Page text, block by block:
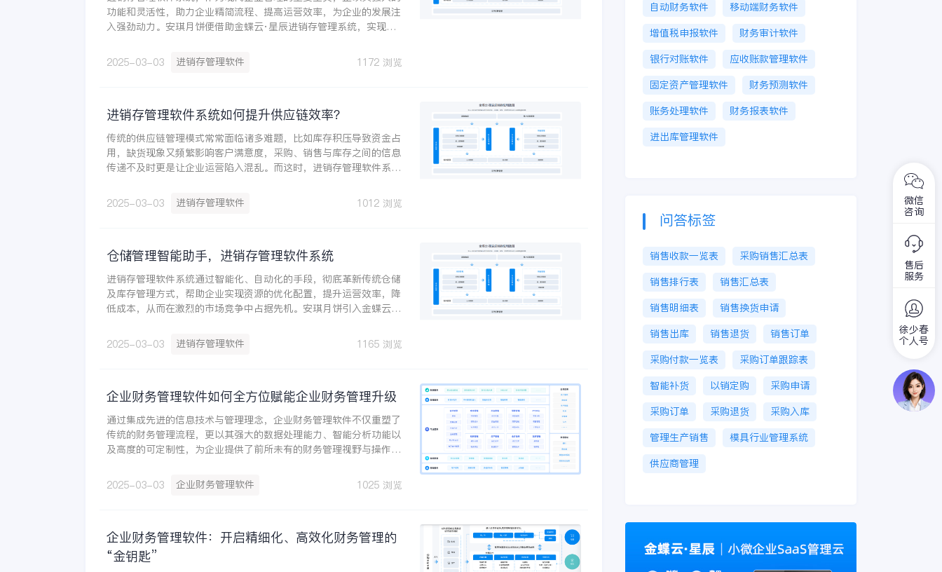
功能和灵活性，助力企业精简流程、提高运营效率，为企业的发展注
入强劲动力。安琪月饼便借助金蝶云·星辰进销存管理系统，实现了
2025-03-03
进销存管理软件 1172 浏览
进销存管理软件系统如何提升供应链效率？
传统的供应链管理模式常常面临诸多难题，比如库存积压导致资金占
用，缺货现象又频繁影响客户满意度，采购、销售与库存之间的信息
传递不及时更是让企业运营陷入混乱。而这时，进销存管理软件系统
限公司在进销存管理方面引入金蝶云·星辰进销存云，实现生产和销
2025-03-03 进销存管理软件 1012 浏览
仓储管理智能助手，进销存管理软件系统
进销存管理软件系统通过智能化、自动化的手段，彻底革新传统仓储
及库存管理方式，帮助企业实现资源的优化配置，提升运营效率，降
低成本，从而在激烈的市场竞争中占据先机。安琪月饼引入金蝶云·
理，实现多渠道订单、库存、价格和资金统一管控，提升了企业的运
2025-03-03 进销存管理软件 1165 浏览
企业财务管理软件如何全方位赋能企业财务管理升级
通过集成先进的信息技术与管理理念，企业财务管理软件不仅重塑了
传统的财务管理流程，更以其强大的数据处理能力、智能分析功能以
及高度的可定制性，为企业提供了前所未有的财务管理视野与操作便
2025-03-03
企业财务管理软件 1025 浏览
企业财务管理软件：开启精细化、高效化财务管理的
“金钥匙”
自动财务软件
移动端财务软件
增值税申报软件
财务审计软件
银行对账软件
应收账款管理软件
固定资产管理软件
财务预测软件
账务处理软件
财务报表软件
进出库管理软件
问答标签
销售收款一览表
采购销售汇总表
销售排行表
销售汇总表
销售明细表
销售换货申请
销售出库
销售退货
销售订单
采购付款一览表
采购订单跟踪表
智能补货
以销定购
采购申请
采购订单
采购退货
采购入库
管理生产销售
模具行业管理系统
供应商管理
微信
咨询
售后
服务
徐少春
个人号